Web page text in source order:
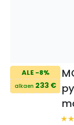
ALE -8%
alkaen 233 €